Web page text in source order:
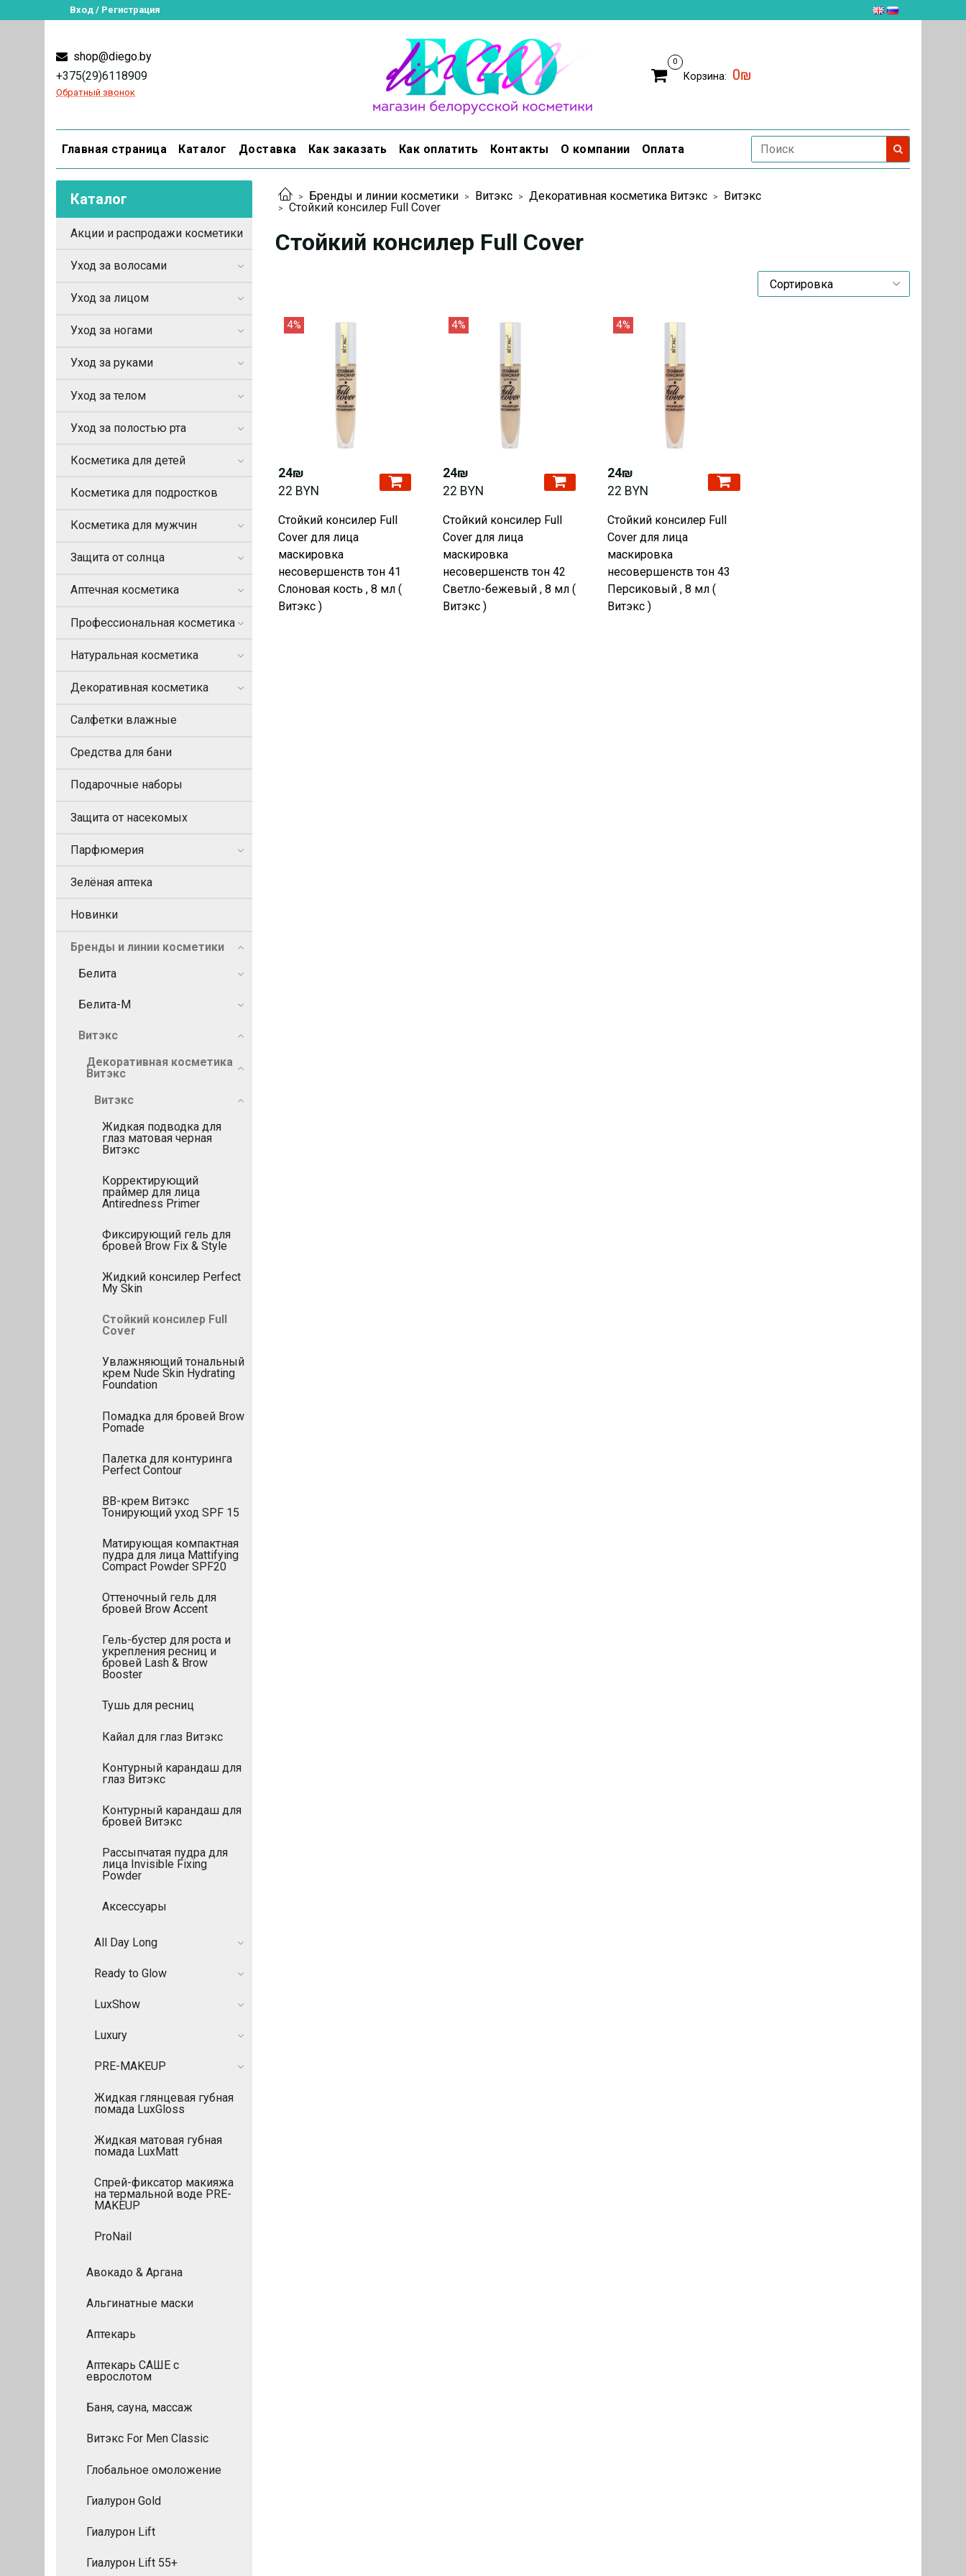
Вход / Регистрация
shop@diego.by
+375(29)6118909
Обратный звонок
0
Корзина: 0₪
Главная страница Каталог Доставка Как заказать Как оплатить Контакты О компании Оплата
Бренды и линии косметики Витэкс Декоративная косметика Витэкс
Витэкс
Стойкий консилер Full Cover
Стойкий консилер Full Cover
4%
24₪
22 BYN
Стойкий консилер Full
Cover для лица
маскировка
несовершенств тон 41
Слоновая кость , 8 мл (
Витэкс )
4%
24₪
22 BYN
Стойкий консилер Full
Cover для лица
маскировка
несовершенств тон 42
Светло-бежевый , 8 мл (
Витэкс )
4%
24₪
22 BYN
Стойкий консилер Full
Cover для лица
маскировка
несовершенств тон 43
Персиковый , 8 мл (
Витэкс )
Каталог
Акции и распродажи косметики
Уход за волосами
Уход за лицом
Уход за ногами
Уход за руками
Уход за телом
Уход за полостью рта
Косметика для детей
Косметика для подростков
Косметика для мужчин
Защита от солнца
Аптечная косметика
Профессиональная косметика
Натуральная косметика
Декоративная косметика
Салфетки влажные
Средства для бани
Подарочные наборы
Защита от насекомых
Парфюмерия
Зелёная аптека
Новинки
Бренды и линии косметики
Белита
Белита-М
Витэкс
Декоративная косметика
Витэкс
Витэкс
Жидкая подводка для
глаз матовая черная
Витэкс
Корректирующий
праймер для лица
Antiredness Primer
Фиксирующий гель для
бровей Brow Fix & Style
Жидкий консилер Perfect
My Skin
Стойкий консилер Full
Cover
Увлажняющий тональный
крем Nude Skin Hydrating
Foundation
Помадка для бровей Brow
Pomade
Палетка для контуринга
Perfect Contour
BB-крем Витэкс
Тонирующий уход SPF 15
Матирующая компактная
пудра для лица Mattifying
Compact Powder SPF20
Оттеночный гель для
бровей Brow Accent
Гель-бустер для роста и
укрепления ресниц и
бровей Lash & Brow
Booster
Тушь для ресниц
Кайал для глаз Витэкс
Контурный карандаш для
глаз Витэкс
Контурный карандаш для
бровей Витэкс
Рассыпчатая пудра для
лица Invisible Fixing
Powder
Аксессуары
All Day Long
Ready to Glow
LuxShow
Luxury
PRE-MAKEUP
Жидкая глянцевая губная
помада LuxGloss
Жидкая матовая губная
помада LuxMatt
Спрей-фиксатор макияжа
на термальной воде PRE-
MAKEUP
ProNail
Авокадо & Аргана
Альгинатные маски
Аптекарь
Аптекарь САШЕ с
еврослотом
Баня, сауна, массаж
Витэкс For Men Сlassic
Глобальное омоложение
Гиалурон Gold
Гиалурон Lift
Гиалурон Lift 55+